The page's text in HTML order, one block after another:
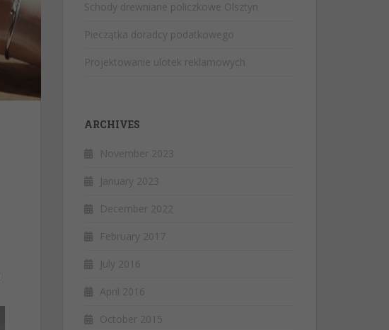
Schody drewniane policzkowe Olsztyn
Pieczątka doradcy podatkowego
Projektowanie ulotek reklamowych
ARCHIVES
November 2023
January 2023
December 2022
February 2017
July 2016
April 2016
October 2015